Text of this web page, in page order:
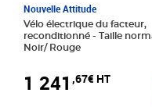
Nouvelle Attitude
Vélo électrique du facteur,
reconditionné - Taille normale -
Noir/ Rouge
1 241 ,67€ HT